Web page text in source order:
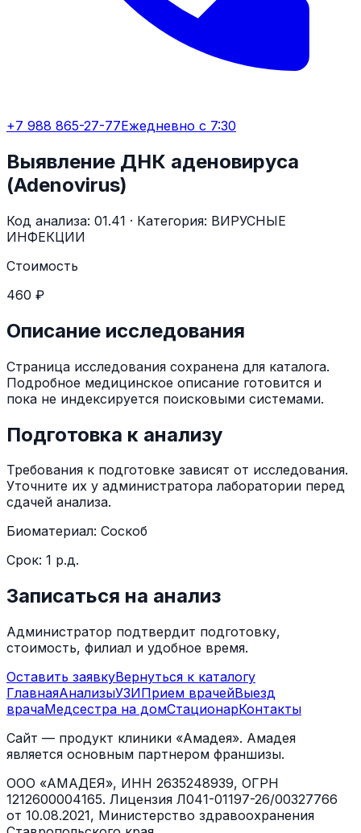
+7 988 865-27-77Ежедневно с 7:30
Выявление ДНК аденовируса
(Adenovirus)
Код анализа: 01.41 · Категория: ВИРУСНЫЕ
ИНФЕКЦИИ
Стоимость
460 ₽
Описание исследования
Страница исследования сохранена для каталога.
Подробное медицинское описание готовится и
пока не индексируется поисковыми системами.
Подготовка к анализу
Требования к подготовке зависят от исследования.
Уточните их у администратора лаборатории перед
сдачей анализа.
Биоматериал: Соскоб
Срок: 1 р.д.
Записаться на анализ
Администратор подтвердит подготовку,
стоимость, филиал и удобное время.
Оставить заявкуВернуться к каталогу
ГлавнаяАнализыУЗИПрием врачейВыезд
врачаМедсестра на домСтационарКонтакты
Сайт — продукт клиники «Амадея». Амадея
является основным партнером франшизы.
ООО «АМАДЕЯ», ИНН 2635248939, ОГРН
1212600004165. Лицензия Л041-01197-26/00327766
от 10.08.2021, Министерство здравоохранения